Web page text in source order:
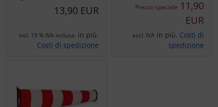
13,90 EUR
incl. 19 % IVA inclusa. in più.
Costi di spedizione
Prezzo speciale 11,90
EUR
escl. IVA in più. Costi di
spedizione
Pellicole di avvertimento e di protezione
Protezione e cura
Vessilli decorativi